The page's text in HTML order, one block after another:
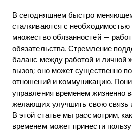
В сегодняшнем быстро
сталкиваются с
множество обязанностей —
обязательства. Стремление
баланс между работой и личной
вызов; оно может существенно
отношений и коммуникацию.
управления временем жизненно
желающих улучшить свою связь
В этой статье мы рассмотрим,
временем может принести